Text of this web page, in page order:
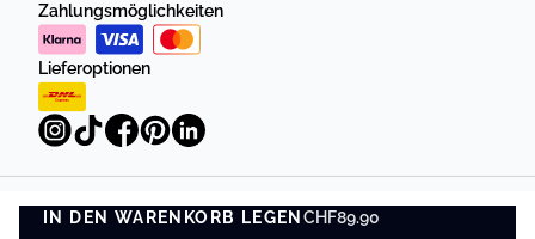
IN DEN WARENKORB LEGENCHF89.90
IN DEN WARENKORB LEGEN
Zahlungsmöglichkeiten
Lieferoptionen
Datenschutzrichtlinie Geschäftsbedingungen